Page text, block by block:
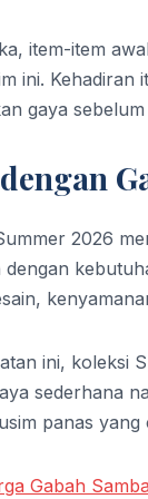
item-item
ini.
gaya
2026
dengan
ini, koleksi
sederhana
panas yang
Gabah